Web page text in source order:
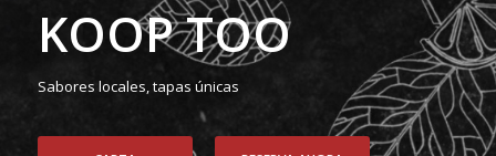
KOOP TOO
Sabores locales, tapas únicas